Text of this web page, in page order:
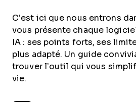
C’est ici que nous entrons
vous présente chaque
IA : ses points forts, ses
plus adapté. Un guide
trouver l’outil qui vous
vie.